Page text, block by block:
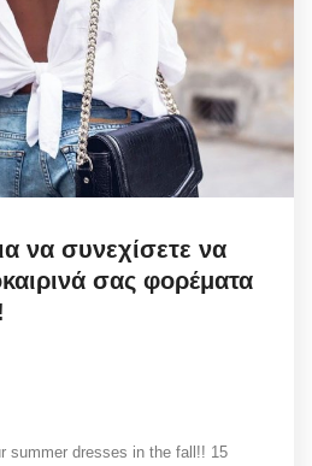
να συνεχίσετε να
σας φορέματα
summer dresses in the fall!! 15